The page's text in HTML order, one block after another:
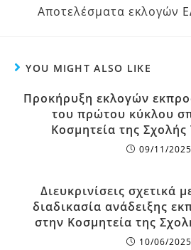
Αποτελέσματα εκλογών
YOU MIGHT ALSO LIKE
Προκήρυξη εκλογών
του πρώτου κύκλου
Κοσμητεία της Σχολής
09/11/2025
Διευκρινίσεις σχετικά
διαδικασία ανάδειξης
στην Κοσμητεία της
10/06/2025